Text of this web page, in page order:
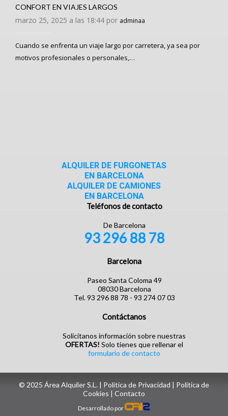
CONFORT EN VIAJES LARGOS
marzo 25, 2025 a las 18:44 por adminaa
Cuando se enfrenta un viaje largo por carretera, ya sea por
motivos profesionales o personales,…
ALQUILER DE FURGONETAS
EN BARCELONA
ALQUILER DE CAMIONES
EN BARCELONA
Teléfonos de contacto
De Barcelona
93 296 88 78
Barcelona
Paseo Santa Coloma 49
08030 Barcelona
Tel. 93 296 88 78 - 93 274 07 03
Contáctanos
Solicítanos información sobre nuestras
OFERTAS! Solo tienes que rellenar el
formulario de contacto
© 2025 Área Alquiler S.L. | Política de Privacidad
Política de
Cookies
Contacto
Desarrollado por